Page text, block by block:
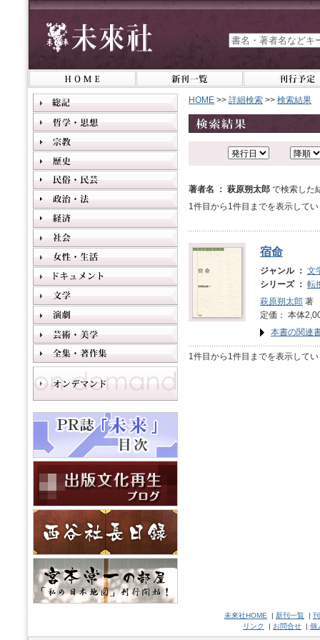
HOME >> 詳細検索 >> 検索結果
著者名 ： 萩原朔太郎 で検索した
1件目から1件目までを表示して
宿命
ジャンル ： 文
シリーズ ： 転
萩原朔太郎 著
定価： 本体
本書の関連
1件目から1件目までを表示して
未來社HOME | 新刊一覧 |
リンク
| お問合せ | 個